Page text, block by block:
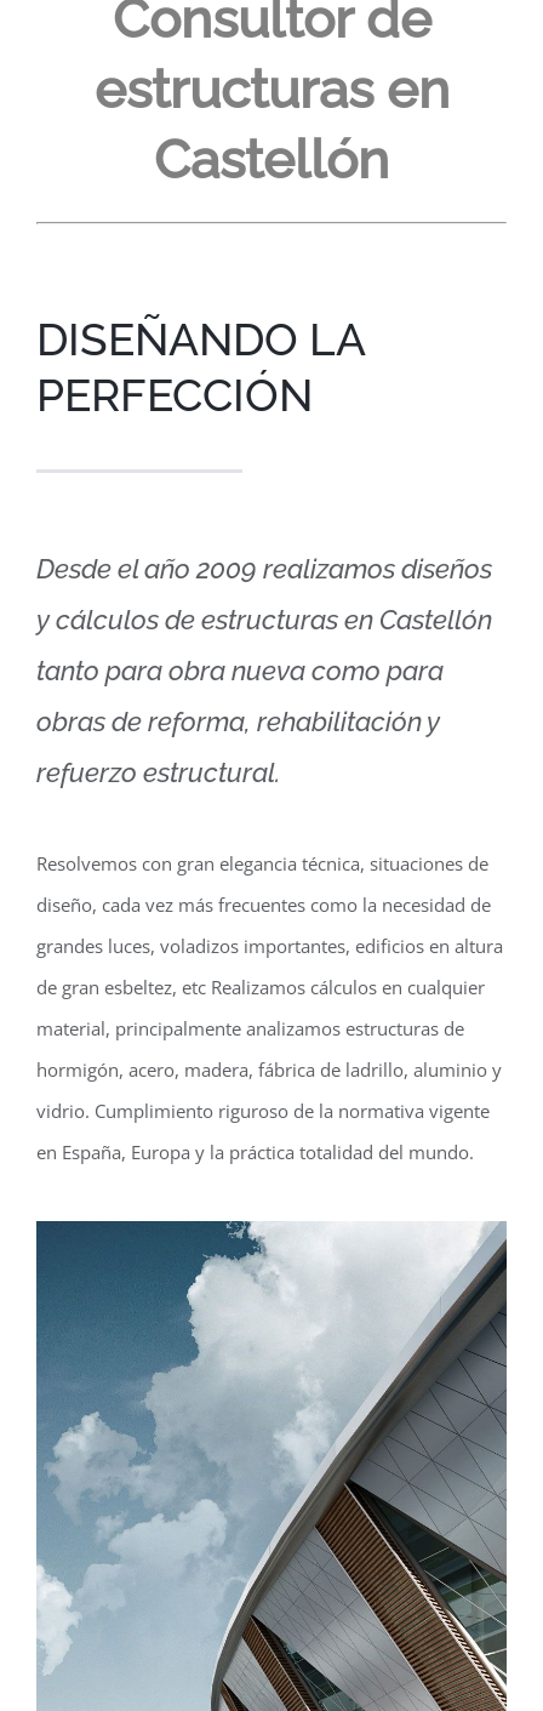
Consultor de
estructuras en
Castellón
DISEÑANDO LA
PERFECCIÓN
Desde el año 2009 realizamos diseños
y cálculos de estructuras en Castellón
tanto para obra nueva como para
obras de reforma, rehabilitación y
refuerzo estructural.
Resolvemos con gran elegancia técnica, situaciones de
diseño, cada vez más frecuentes como la necesidad de
grandes luces, voladizos importantes, edificios en altura
de gran esbeltez, etc Realizamos cálculos en cualquier
material, principalmente analizamos estructuras de
hormigón, acero, madera, fábrica de ladrillo, aluminio y
vidrio. Cumplimiento riguroso de la normativa vigente
en España, Europa y la práctica totalidad del mundo.